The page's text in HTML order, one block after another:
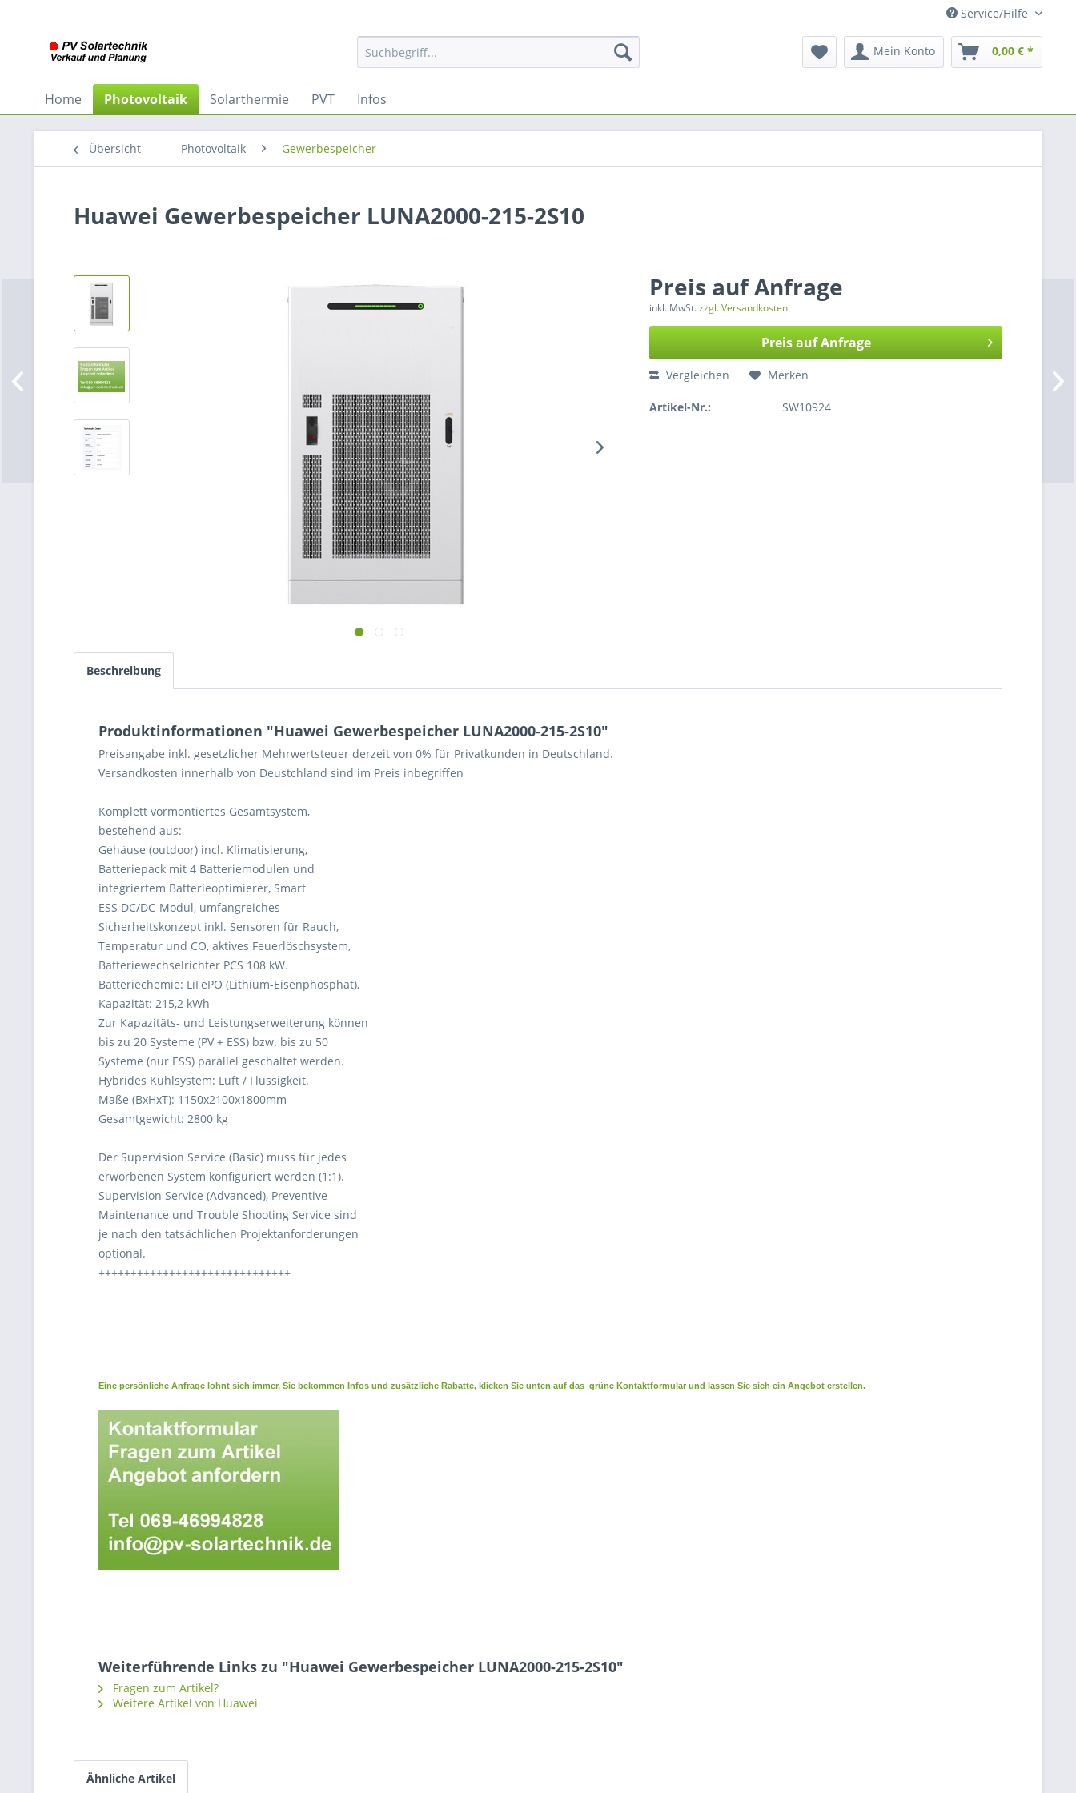
Service/Hilfe
Mein Konto 0,00 € *
Home Photovoltaik Solarthermie PVT Infos
Übersicht Photovoltaik Gewerbespeicher
Huawei Gewerbespeicher LUNA2000-215-2S10
Preis auf Anfrage
inkl. MwSt.zzgl. Versandkosten
Preis auf Anfrage
Vergleichen Merken
Artikel-Nr.: SW10924
Beschreibung
Produktinformationen "Huawei Gewerbespeicher LUNA2000-215-2S10"
Preisangabe inkl. gesetzlicher Mehrwertsteuer derzeit von 0% für Privatkunden in Deutschland.
Versandkosten innerhalb von Deustchland sind im Preis inbegriffen
Komplett vormontiertes Gesamtsystem,
bestehend aus:
Gehäuse (outdoor) incl. Klimatisierung,
Batteriepack mit 4 Batteriemodulen und
integriertem Batterieoptimierer, Smart
ESS DC/DC-Modul, umfangreiches
Sicherheitskonzept inkl. Sensoren für Rauch,
Temperatur und CO, aktives Feuerlöschsystem,
Batteriewechselrichter PCS 108 kW.
Batteriechemie: LiFePO (Lithium-Eisenphosphat),
Kapazität: 215,2 kWh
Zur Kapazitäts- und Leistungserweiterung können
bis zu 20 Systeme (PV + ESS) bzw. bis zu 50
Systeme (nur ESS) parallel geschaltet werden.
Hybrides Kühlsystem: Luft / Flüssigkeit.
Maße (BxHxT): 1150x2100x1800mm
Gesamtgewicht: 2800 kg
Der Supervision Service (Basic) muss für jedes
erworbenen System konfiguriert werden (1:1).
Supervision Service (Advanced), Preventive
Maintenance und Trouble Shooting Service sind
je nach den tatsächlichen Projektanforderungen
optional.
++++++++++++++++++++++++++++++
Eine persönliche Anfrage lohnt sich immer, Sie bekommen Infos und zusätzliche Rabatte, klicken Sie unten auf das grüne Kontaktformular und lassen Sie sich ein Angebot erstellen.
Weiterführende Links zu "Huawei Gewerbespeicher LUNA2000-215-2S10"
Fragen zum Artikel?
Weitere Artikel von Huawei
Ähnliche Artikel